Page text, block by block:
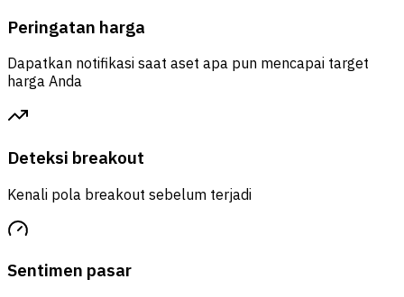
Peringatan harga
Dapatkan notifikasi saat aset apa pun mencapai target
harga Anda
Deteksi breakout
Kenali pola breakout sebelum terjadi
Sentimen pasar